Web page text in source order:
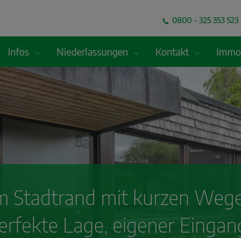
0800 - 325 353
Infos Niederlassungen Kontakt
Stadtrand mit kurzen
Lage, eigener